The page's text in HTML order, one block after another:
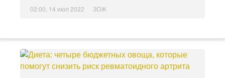
02:00, 14 июл 2022 ЗОЖ